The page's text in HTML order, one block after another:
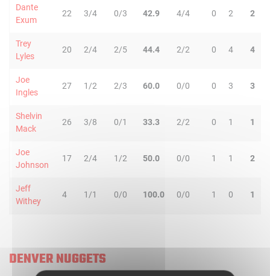
Dante
Exum
22 3/4 0/3 42.9 4/4 0 2 2
Trey
Lyles
20 2/4 2/5 44.4 2/2 0 4 4
Joe
Ingles
27 1/2 2/3 60.0 0/0 0 3 3
Shelvin
Mack
26 3/8 0/1 33.3 2/2 0 1 1
Joe
Johnson
17 2/4 1/2 50.0 0/0 1 1 2
Jeff
Withey
4 1/1 0/0 100.0 0/0 1 0 1
DENVER NUGGETS